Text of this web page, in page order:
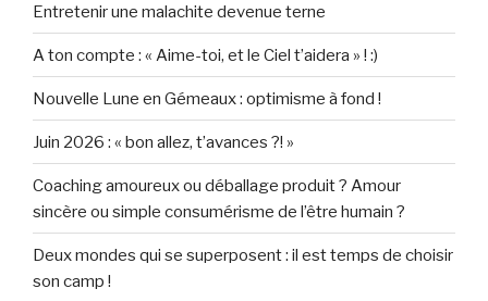
Entretenir une malachite devenue terne
A ton compte : « Aime-toi, et le Ciel t’aidera » ! :)
Nouvelle Lune en Gémeaux : optimisme à fond !
Juin 2026 : « bon allez, t’avances ?! »
Coaching amoureux ou déballage produit ? Amour
sincère ou simple consumérisme de l’être humain ?
Deux mondes qui se superposent : il est temps de choisir
son camp !